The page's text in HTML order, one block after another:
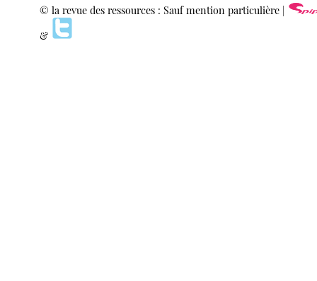
© la revue des ressources : Sauf mention particulière |
&